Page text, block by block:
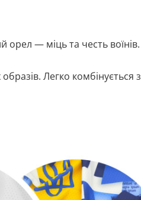
орел — міць та честь воїнів.
Легко комбінується з